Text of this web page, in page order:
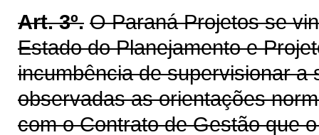
Art. 3º. O Paraná Projetos se
Estado do Planejamento e
incumbência de supervisionar a
observadas as orientações
com o Contrato de Gestão que